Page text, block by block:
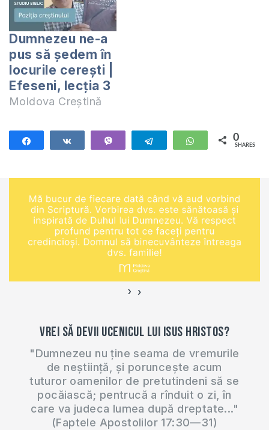
Dumnezeu ne-a
pus să ședem în
locurile cerești |
Efeseni, lecția 3
Moldova Creștină
Telegram WhatsApp
0
SHARES
‹ ›
Vrei să devii ucenicul lui Isus Hristos?
"Dumnezeu nu ține seama de vremurile
de neștiință, și poruncește acum
tuturor oamenilor de pretutindeni să se
pocăiască; pentrucă a rînduit o zi, în
care va judeca lumea după dreptate..."
(Faptele Apostolilor 17:30—31)